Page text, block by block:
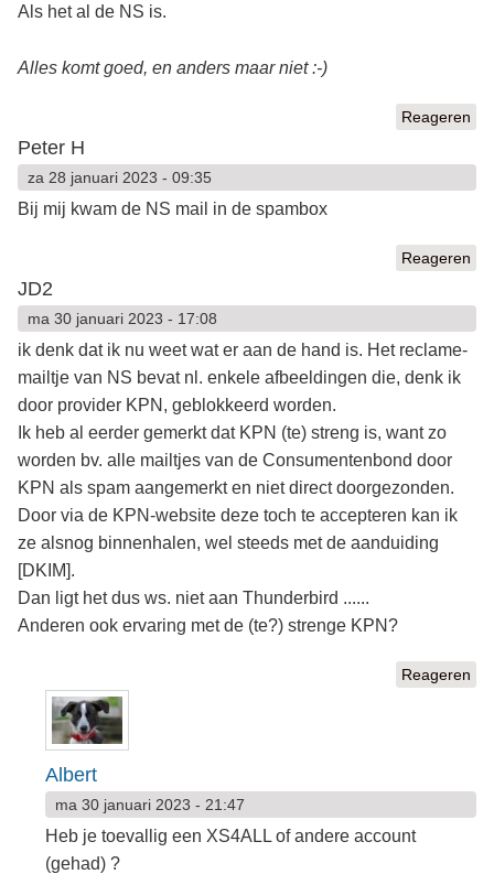
Als het al de NS is.
Alles komt goed, en anders maar niet :-)
Reageren
Peter H
za 28 januari 2023 - 09:35
Bij mij kwam de NS mail in de spambox
Reageren
JD2
ma 30 januari 2023 - 17:08
ik denk dat ik nu weet wat er aan de hand is. Het reclame-
mailtje van NS bevat nl. enkele afbeeldingen die, denk ik
door provider KPN, geblokkeerd worden.
Ik heb al eerder gemerkt dat KPN (te) streng is, want zo
worden bv. alle mailtjes van de Consumentenbond door
KPN als spam aangemerkt en niet direct doorgezonden.
Door via de KPN-website deze toch te accepteren kan ik
ze alsnog binnenhalen, wel steeds met de aanduiding
[DKIM].
Dan ligt het dus ws. niet aan Thunderbird ......
Anderen ook ervaring met de (te?) strenge KPN?
Reageren
Albert
ma 30 januari 2023 - 21:47
Heb je toevallig een XS4ALL of andere account
(gehad) ?